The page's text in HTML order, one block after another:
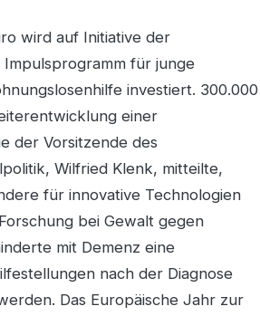
wird auf Initiative der
für junge
investiert. 300.000
einer
der Vorsitzende des
Wilfried Klenk, mitteilte,
für innovative Technologien
bei Gewalt gegen
mit Demenz eine
nach der Diagnose
Das Europäische Jahr zur